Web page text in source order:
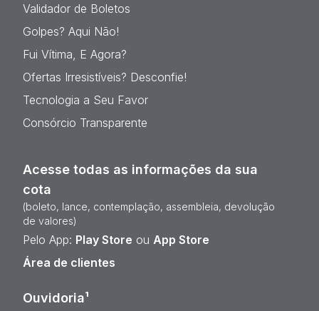
Validador de Boletos
Golpes? Aqui Não!
Fui Vítima, E Agora?
Ofertas Irresistíveis? Desconfie!
Tecnologia a Seu Favor
Consórcio Transparente
Acesse todas as informações da sua
cota
(boleto, lance, contemplação, assembleia, devolução
de valores)
Pelo App: Play Store ou App Store
Área de clientes
Ouvidoria¹